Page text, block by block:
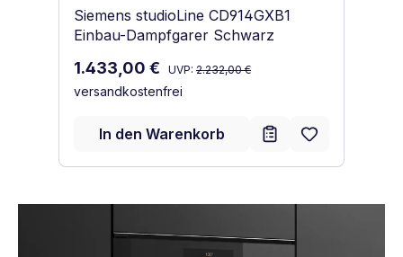
Siemens studioLine CD914GXB1
Einbau-Dampfgarer Schwarz
Verkaufspreis:
1.433,00 € Regulärer Preis:
UVP: 2.232,00 €
versandkostenfrei
In den Warenkorb